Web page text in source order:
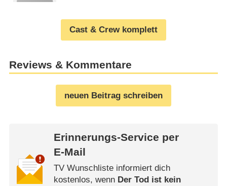
Cast & Crew komplett
Reviews & Kommentare
neuen Beitrag schreiben
Erinnerungs-Service per
E-Mail
TV Wunschliste informiert dich
kostenlos, wenn Der Tod ist kein